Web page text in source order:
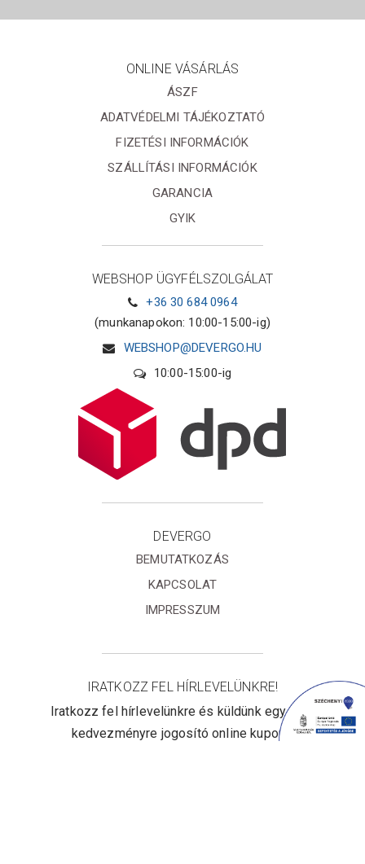
ONLINE VÁSÁRLÁS
ÁSZF
ADATVÉDELMI TÁJÉKOZTATÓ
FIZETÉSI INFORMÁCIÓK
SZÁLLÍTÁSI INFORMÁCIÓK
GARANCIA
GYIK
WEBSHOP ÜGYFÉLSZOLGÁLAT
+36 30 684 0964
(munkanapokon: 10:00-15:00-ig)
WEBSHOP@DEVERGO.HU
10:00-15:00-ig
DEVERGO
BEMUTATKOZÁS
KAPCSOLAT
IMPRESSZUM
IRATKOZZ FEL HÍRLEVELÜNKRE!
Iratkozz fel hírlevelünkre és küldünk egy 10%
kedvezményre jogosító online kupont!